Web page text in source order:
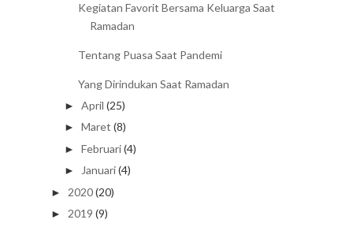
Kegiatan Favorit Bersama Keluarga Saat
Ramadan
Tentang Puasa Saat Pandemi
Yang Dirindukan Saat Ramadan
► April (25)
► Maret (8)
► Februari(4)
► Januari(4)
► 2020(20)
► 2019 (9)